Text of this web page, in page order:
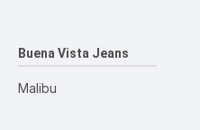
Buena Vista Jeans
Malibu